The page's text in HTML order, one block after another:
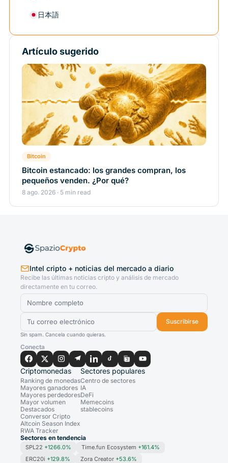
日本語
Artículo sugerido
Bitcoin
Bitcoin estancado: los grandes compran, los
pequeños venden. ¿Por qué?
8 ago. 2026 · 5 min read
Intel cripto + noticias del mercado a diario
Recibe las últimas noticias cripto y análisis de mercado
directamente en tu correo.
Suscribirse
Sin spam. Cancela cuando quieras.
Conecta
Criptomonedas
Ranking de monedas
Mayores ganadores
Mayores perdedores
Mayor volumen
Destacados
Conversor Cripto
Altcoin Season Index
RWA Tracker
Sectores populares
Centro de sectores
IA
DeFi
Memecoins
stablecoins
Sectores en tendencia
SPL22 +1266.0% Time.fun Ecosystem +161.4%
ERC20i +129.8% Zora Creator +53.6%